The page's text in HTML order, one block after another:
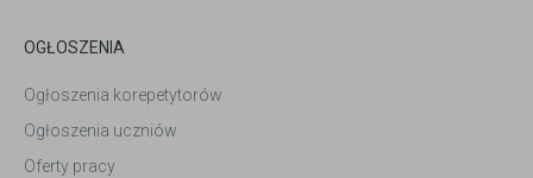
OGŁOSZENIA
Ogłoszenia korepetytorów
Ogłoszenia uczniów
Oferty pracy